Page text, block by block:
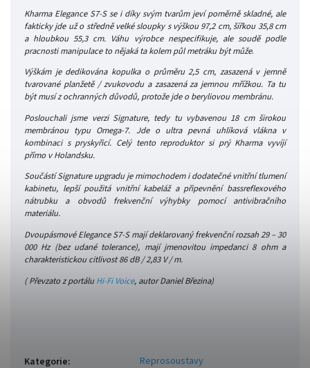
Kharma Elegance S7-S se i díky svým tvarům jeví poměrně skladné, ale
fakticky jde už o středně velké sloupky s výškou 97,2 cm, šířkou 35,8 cm
a hloubkou 55,3 cm. Váhu výrobce nespecifikuje, ale soudě podle
pracnosti manipulace to nějaká ta kolem půl metráku být může.
Výškám je dedikována kopulka o průměru 2,5 cm, zasazená v jemně
tvarované planžetě / zvukovodu a zasazená za jemnou mřížkou. Ta tu
být musí z ochranných důvodů, protože jde o beryliovou membránu.
Poslouchali jsme verzi Signature, tedy tu vybavenou 18 cm širokou
membránou typu Omega-7. Jde o ultra pevná uhlíková vlákna v
kombinaci s pryskyřicí. Celý tento reproduktor si prý Kharma vyvíjí
přímo v Holandsku.
Součástí Signature upgradu je mimochodem i dodatečné vnitřní tlumení
kabinetu, lepší použitá vnitřní kabeláž a připevnění bassreflexového
nátrubku a obvodů frekvenční výhybky pomocí antivibračního
materiálu.
Dvoupásmové Elegance S7-Smají deklarovaný frekvenční rozsah 29 – 30
000 Hz (bez udané tolerance), mají jmenovitou impedanci 8 ohm a
charakteristickou citlivost 86 dB / 2,83 V / m.
( Převzato z portáluHi-Fi Voice, autor Daniel Březina)
Kategorie: Reprosoustavy